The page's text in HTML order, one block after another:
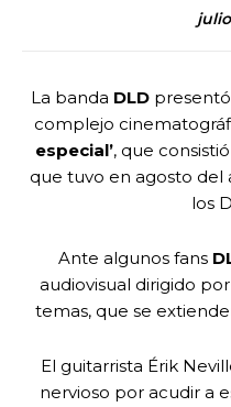
julio
La banda DLDpresentó
complejo
especial’, que
que tuvo en agosto del
los
Ante algunos fans
audiovisual dirigido
temas, que se
El guitarrista Érik
nervioso por acudir a